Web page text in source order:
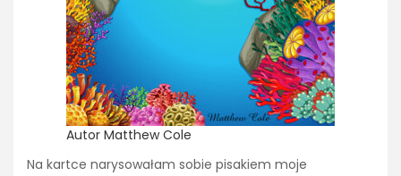
Autor Matthew Cole
Na kartce narysowałam sobie pisakiem moje